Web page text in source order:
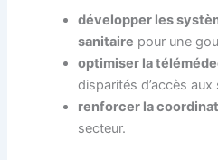
développer les
sanitaire pour une
optimiser la
disparités d’accès aux
renforcer la
secteur.